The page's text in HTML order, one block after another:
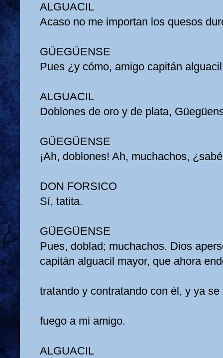
ALGUACIL
Acaso no me importan los quesos
GÜEGÜENSE
Pues ¿y cómo, amigo capitán
ALGUACIL
Doblones de oro y de plata,
GÜEGÜENSE
¡Ah, doblones! Ah, muchachos,
DON FORSICO
Sí, tatita.
GÜEGÜENSE
Pues, doblad; muchachos. Dios
capitán alguacil mayor, que ahora
tratando y contratando con él, y ya
fuego a mi amigo.
ALGUACIL